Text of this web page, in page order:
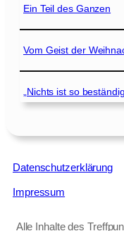
Ein Teil des Ganzen
Vom Geist der
„Nichts ist so
Datenschutzerklärung
Impressum
Alle Inhalte des